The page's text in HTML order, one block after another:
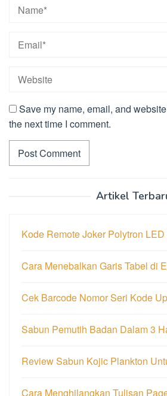
Save my name, email, and
the next time I comment.
Artikel
Kode Remote Joker Polytron
Cara Menebalkan Garis Tabel di
Cek Barcode Nomor Seri Kode
Sabun Pemutih Badan Dalam 3
Review Sabun Kojic Plankton
Cara Menghilangkan Tulisan